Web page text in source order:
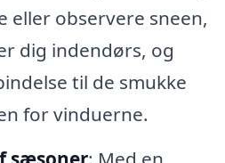
eller observere sneen,
dig indendørs, og
til de smukke
for vinduerne.